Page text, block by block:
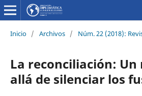
Inicio / Archivos / Núm. 22 (2018):
La reconciliación: Un
allá de silenciar los